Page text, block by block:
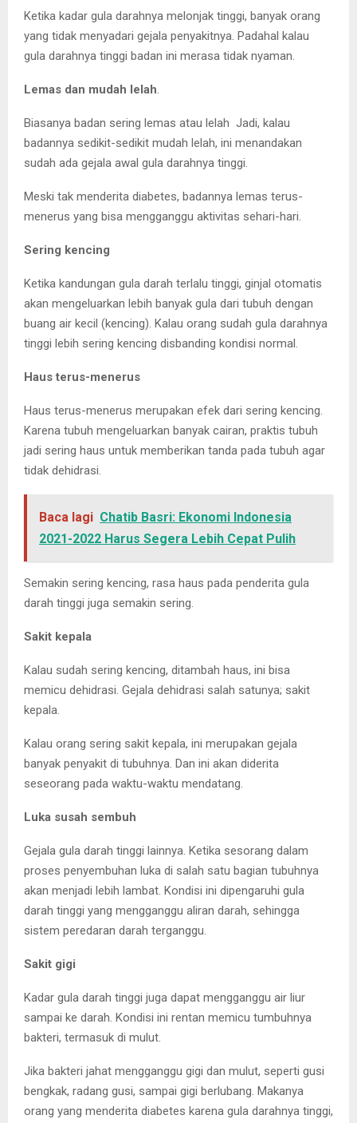
Ketika kadar gula darahnya melonjak tinggi, banyak orang
yang tidak menyadari gejala penyakitnya. Padahal kalau
gula darahnya tinggi badan ini merasa tidak nyaman.
Lemas dan mudah lelah.
Biasanya badan sering lemas atau lelah Jadi, kalau
badannya sedikit-sedikit mudah lelah, ini menandakan
sudah ada gejala awal gula darahnya tinggi.
Meski tak menderita diabetes, badannya lemas terus-
menerus yang bisa mengganggu aktivitas sehari-hari.
Sering kencing
Ketika kandungan gula darah terlalu tinggi, ginjal otomatis
akan mengeluarkan lebih banyak gula dari tubuh dengan
buang air kecil (kencing). Kalau orang sudah gula darahnya
tinggi lebih sering kencing disbanding kondisi normal.
Haus terus-menerus
Haus terus-menerus merupakan efek dari sering kencing.
Karena tubuh mengeluarkan banyak cairan, praktis tubuh
jadi sering haus untuk memberikan tanda pada tubuh agar
tidak dehidrasi.
Baca lagi Chatib Basri: Ekonomi Indonesia
2021-2022 Harus Segera Lebih Cepat Pulih
Semakin sering kencing, rasa haus pada penderita gula
darah tinggi juga semakin sering.
Sakit kepala
Kalau sudah sering kencing, ditambah haus, ini bisa
memicu dehidrasi. Gejala dehidrasi salah satunya; sakit
kepala.
Kalau orang sering sakit kepala, ini merupakan gejala
banyak penyakit di tubuhnya. Dan ini akan diderita
seseorang pada waktu-waktu mendatang.
Luka susah sembuh
Gejala gula darah tinggi lainnya. Ketika sesorang dalam
proses penyembuhan luka di salah satu bagian tubuhnya
akan menjadi lebih lambat. Kondisi ini dipengaruhi gula
darah tinggi yang mengganggu aliran darah, sehingga
sistem peredaran darah terganggu.
Sakit gigi
Kadar gula darah tinggi juga dapat mengganggu air liur
sampai ke darah. Kondisi ini rentan memicu tumbuhnya
bakteri, termasuk di mulut.
Jika bakteri jahat mengganggu gigi dan mulut, seperti gusi
bengkak, radang gusi, sampai gigi berlubang. Makanya
orang yang menderita diabetes karena gula darahnya tinggi,